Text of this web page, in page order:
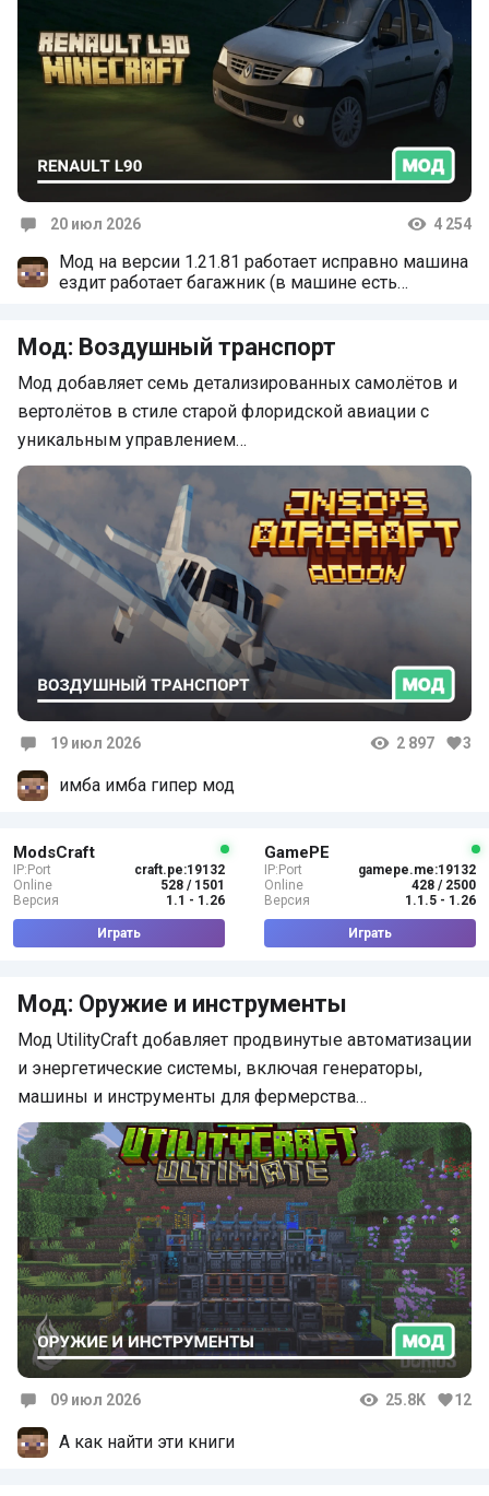
20 июл 2026 4 254
Мод на версии 1.21.81 работает исправно машина
ездит работает багажник (в машине есть
Мод: Воздушный транспорт
Мод добавляет семь детализированных самолётов и
вертолётов в стиле старой флоридской авиации с
уникальным управлением…
19 июл 2026 2 897 3
имба имба гипер мод
ModsCraft
IP:Port
craft.pe:19132
Online
528 / 1501
Версия
1.1 - 1.26
Играть
GamePE
IP:Port
gamepe.me:19132
Online
428 / 2500
Версия
1.1.5 - 1.26
Играть
Мод: Оружие и инструменты
Мод UtilityCraft добавляет продвинутые автоматизации
и энергетические системы, включая генераторы,
машины и инструменты для фермерства…
09 июл 2026 25.8K 12
А как найти эти книги